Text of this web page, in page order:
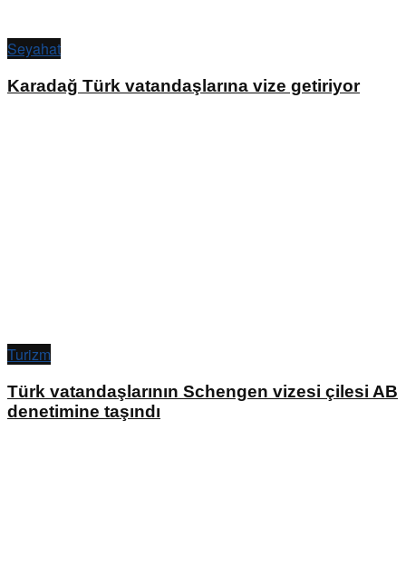
Seyahat
Karadağ Türk vatandaşlarına vize getiriyor
Turizm
Türk vatandaşlarının Schengen vizesi çilesi AB
denetimine taşındı